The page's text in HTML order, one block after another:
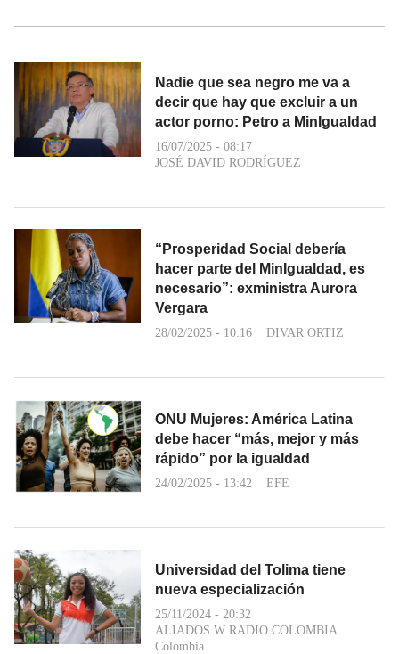
Nadie que sea negro me va a
decir que hay que excluir a un
actor porno: Petro a MinIgualdad
16/07/2025 - 08:17
JOSÉ DAVID RODRÍGUEZ
“Prosperidad Social debería
hacer parte del MinIgualdad, es
necesario”: exministra Aurora
Vergara
28/02/2025 - 10:16 DIVAR ORTIZ
ONU Mujeres: América Latina
debe hacer “más, mejor y más
rápido” por la igualdad
24/02/2025 - 13:42 EFE
Universidad del Tolima tiene
nueva especialización
25/11/2024 - 20:32
ALIADOS W RADIO COLOMBIA
Colombia